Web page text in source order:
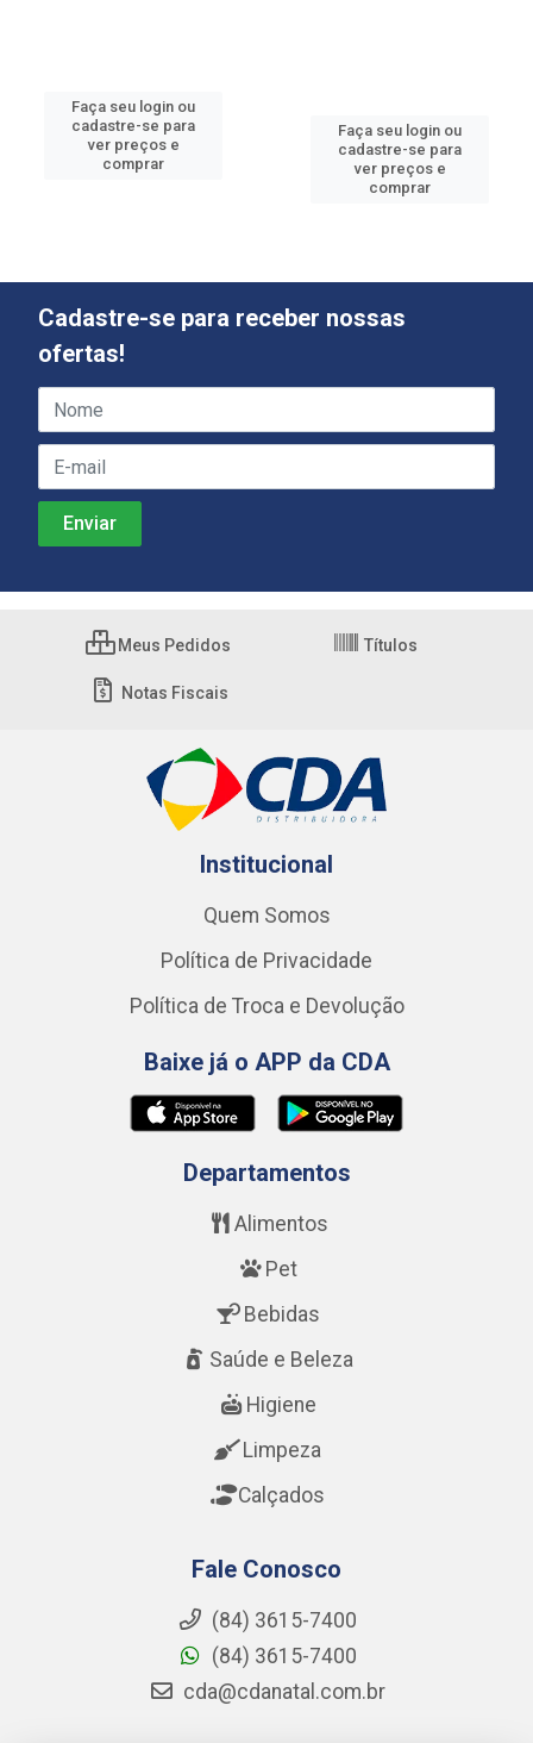
Faça seu login ou
cadastre-se para
ver preços e
comprar
Faça seu login ou
cadastre-se para
ver preços e
comprar
Cadastre-se para receber nossas
ofertas!
Meus Pedidos Títulos
Notas Fiscais
Institucional
Quem Somos
Política de Privacidade
Política de Troca e Devolução
Baixe já o APP da CDA
Departamentos
Alimentos
Pet
Bebidas
Saúde e Beleza
Higiene
Limpeza
Calçados
Fale Conosco
(84) 3615-7400
(84) 3615-7400
cda@cdanatal.com.br